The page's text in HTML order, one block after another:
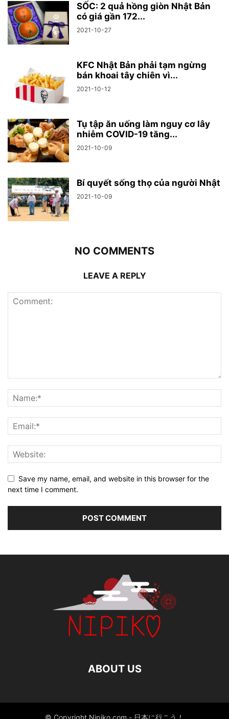
SỐC: 2 quả hồng giòn Nhật Bản
có giá gần 172...
2021-10-27
KFC Nhật Bản phải tạm ngừng
bán khoai tây chiên vì...
2021-10-12
Tụ tập ăn uống làm nguy cơ lây
nhiễm COVID-19 tăng...
2021-10-09
Bí quyết sống thọ của người Nhật
2021-10-09
NO COMMENTS
LEAVE A REPLY
Save my name, email, and website in this browser for the
next time I comment.
ABOUT US
© Copyright Nipiko.com - 日本に行こう！